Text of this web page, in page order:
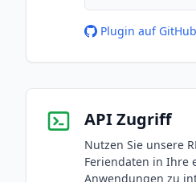
Plugin auf
API Zugriff
Nutzen Sie unsere
Feriendaten in Ihre
Anwendungen zu